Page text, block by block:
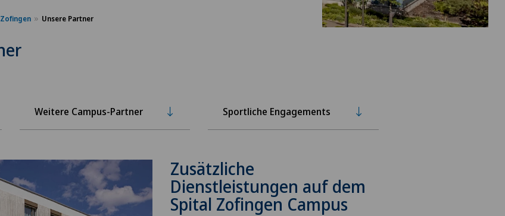
Unsere Partner
Weitere Campus-Partner Sportliche Engagements
Zusätzliche
Dienstleistungen auf dem
Spital Zofingen Campus